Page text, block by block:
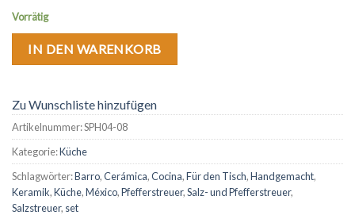
Vorrätig
IN DEN WARENKORB
Zu Wunschliste hinzufügen
Artikelnummer:SPH04-08
Kategorie:Küche
Schlagwörter:Barro,Cerámica,Cocina,Für den Tisch,Handgemacht,
Keramik,Küche,México,Pfefferstreuer,Salz- und Pfefferstreuer,
Salzstreuer, set